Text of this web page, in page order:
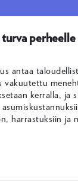
perheelle
antaa
vakuutettu
kerralla, ja
harrastuksiin ja